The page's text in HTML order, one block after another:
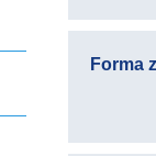
Forma